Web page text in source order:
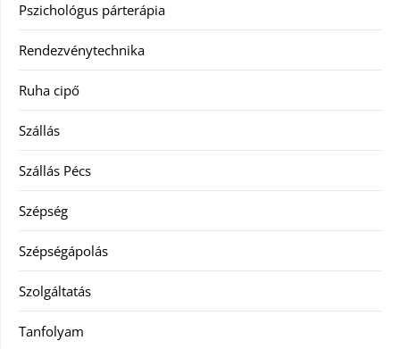
Pszichológus párterápia
Rendezvénytechnika
Ruha cipő
Szállás
Szállás Pécs
Szépség
Szépségápolás
Szolgáltatás
Tanfolyam